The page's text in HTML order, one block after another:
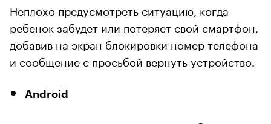
Неплохо предусмотреть ситуацию, когда
ребенок забудет или потеряет свой смартфон,
добавив на экран блокировки номер телефона
и сообщение с просьбой вернуть устройство.
Android